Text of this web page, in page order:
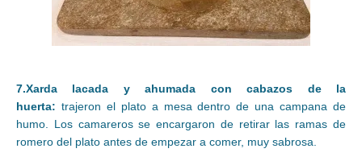
7.Xarda lacada y ahumada con cabazos de la
huerta: trajeron el plato a mesa dentro de una campana de
humo. Los camareros se encargaron de retirar las ramas de
romero del plato antes de empezar a comer, muy sabrosa.